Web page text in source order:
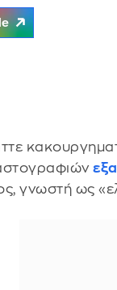
γνωστή ως